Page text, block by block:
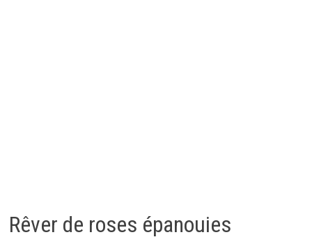
Rêver de roses épanouies